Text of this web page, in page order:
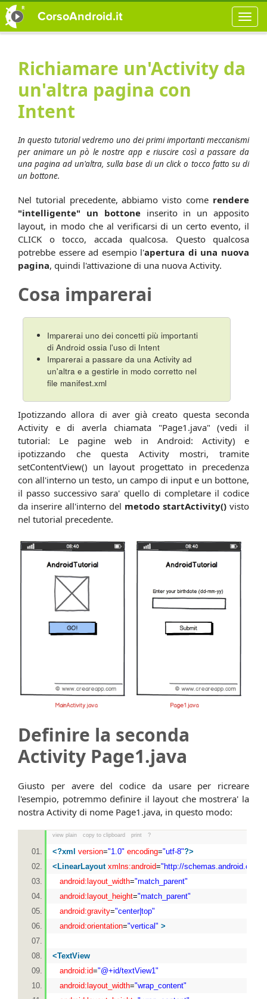
CorsoAndroid.it
Richiamare un'Activity da
un'altra pagina con
Intent
In questo tutorial vedremo uno dei primi importanti meccanismi
per animare un pò le nostre app e riuscire così a passare da
una pagina ad un'altra, sulla base di un click o tocco fatto su di
un bottone.
Nel tutorial precedente, abbiamo visto come rendere
"intelligente" un bottoneinserito in un apposito
layout, in modo che al verificarsi di un certo evento, il
CLICK o tocco, accada qualcosa. Questo qualcosa
potrebbe essere ad esempio l'apertura di una nuova
pagina, quindi l'attivazione di una nuova Activity.
Cosa imparerai
Imparerai uno dei concetti più importanti
di Android ossia l'uso di Intent
Imparerai a passare da una Activity ad
un'altra e a gestirle in modo corretto nel
file manifest.xml
Ipotizzando allora di aver già creato questa seconda
Activity e di averla chiamata "Page1.java" (vedi il
tutorial: Le pagine web in Android: Activity) e
ipotizzando che questa Activity mostri, tramite
setContentView() un layout progettato in precedenza
con all'interno un testo, un campo di input e un bottone,
il passo successivo sara' quello di completare il codice
da inserire all'interno del metodo startActivity() visto
nel tutorial precedente.
Definire la seconda
Activity Page1.java
Giusto per avere del codice da usare per ricreare
l'esempio, potremmo definire il layout che mostrera' la
nostra Activity di nome Page1.java, in questo modo:
view plain copy to clipboard print ?
<?xml version="1.0" encoding="utf-8"?>
< LinearLayout xmlns:android="http://schemas.android.com/
android:layout_width="match_parent"
android:layout_height="match_parent"
android:gravity="center|top"
android:orientation="vertical" >
<TextView
android:id="@+id/textView1"
android:layout_width="wrap_content"